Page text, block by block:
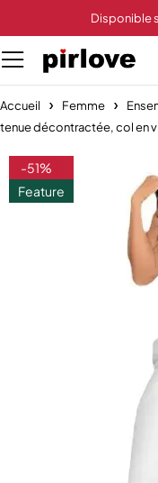
Disponible
Accueil Femme
tenue décontractée, col en v
-51%
Feature